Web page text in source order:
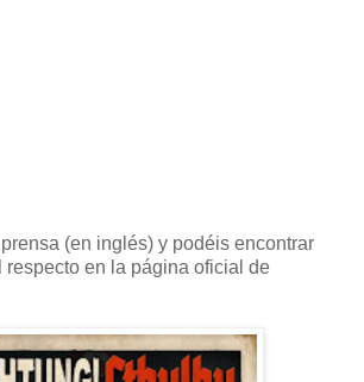
(en inglés) y podéis encontrar
respecto en la página oficial de